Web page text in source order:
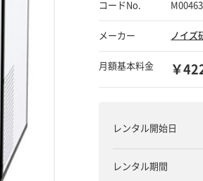
コードNo.
メーカー ノイズ
月額基本料金 ￥
レンタル開始日
レンタル期間